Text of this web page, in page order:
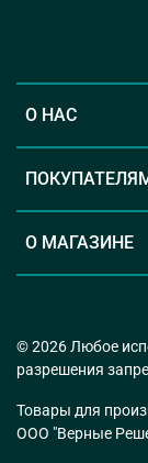
О НАС
О МАГАЗИНЕ
© 2026 Любое
разрешения
Товары для
ООО "Верные